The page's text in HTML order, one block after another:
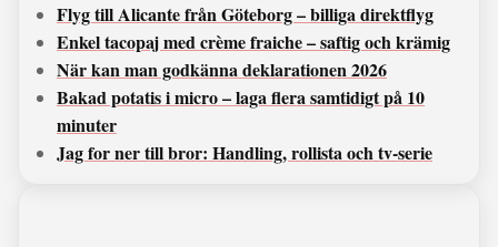
Flyg till Alicante från Göteborg – billiga direktflyg
Enkel tacopaj med crème fraiche – saftig och krämig
När kan man godkänna deklarationen 2026
Bakad potatis i micro – laga flera samtidigt på 10
minuter
Jag for ner till bror: Handling, rollista och tv-serie